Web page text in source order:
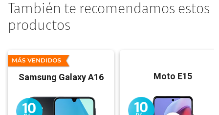
También te recomendamos estos
productos
Samsung Galaxy A16 Moto E15